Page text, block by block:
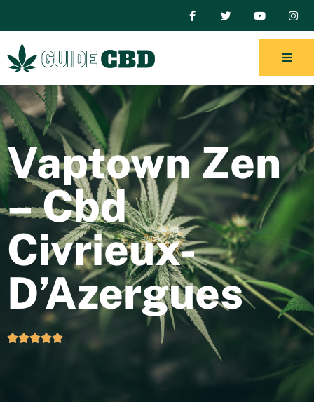
Vaptown Zen
– Cbd
Civrieux-
D’Azergues
